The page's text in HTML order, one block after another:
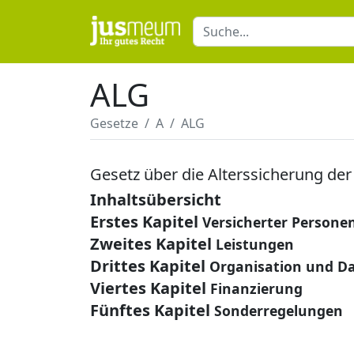
ALG
Gesetze A ALG
Gesetz über die Alterssicherung
Inhaltsübersicht
Erstes Kapitel Versicherter
Zweites Kapitel Leistungen
Drittes Kapitel Organisation und
Viertes Kapitel Finanzierung
Fünftes Kapitel Sonderregelungen